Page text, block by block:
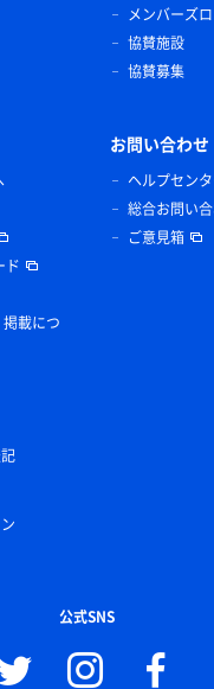
メンバーズ
協賛施設
協賛募集
ド
掲載につ
お問い合わせ
ヘルプセン
総合お問い
ご意見箱
公式SNS